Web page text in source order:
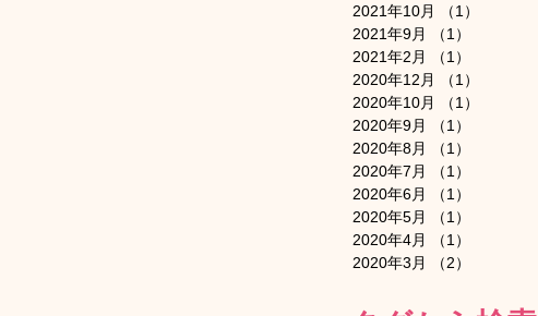
2021年10月
（1）
2021年9月
（1）
2021年2月
（1）
2020年12月
（1）
2020年10月
（1）
2020年9月
（1）
2020年8月
（1）
2020年7月
（1）
2020年6月
（1）
2020年5月
（1）
2020年4月
（1）
2020年3月
（2）